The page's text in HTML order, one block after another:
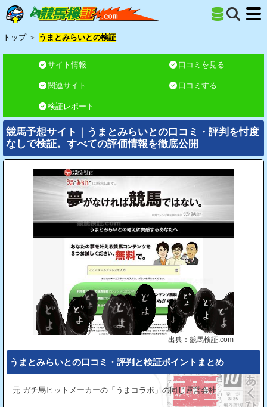
トップ ＞ うまとみらいとの検証
サイト情報 口コミを見る
関連サイト 口コミする
検証レポート
競馬予想サイト｜うまとみらいとの口コミ・評判を忖度
なしで検証。すべての評価情報を徹底公開
出典：競馬検証.com
うまとみらいとの⼝コミ・評判と検証ポイントまとめ
元 ガチ馬ヒットメーカーの「うまコラボ」の同じ運営会社